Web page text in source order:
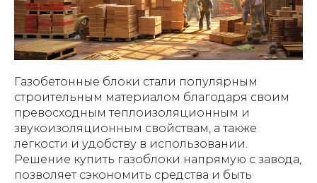
Газобетонные блоки стали популярным
строительным материалом благодаря своим
превосходным теплоизоляционным и
звукоизоляционным свойствам, а также
легкости и удобству в использовании.
Решение купить газоблоки напрямую с завода,
позволяет сэкономить средства и быть